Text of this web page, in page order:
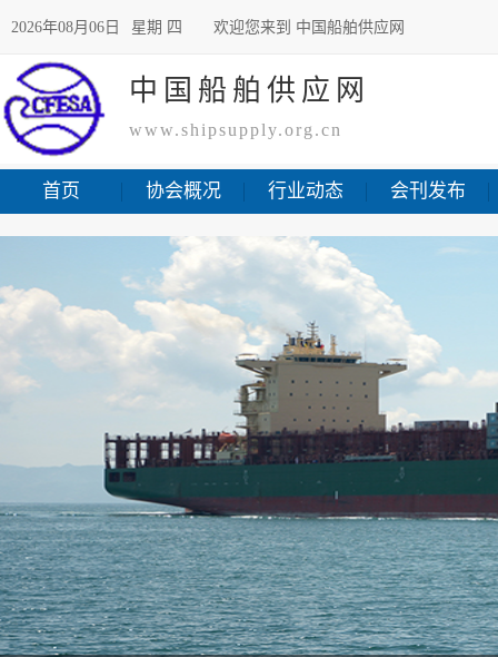
2026年08月06日 星期 四 欢迎您来到 中国船舶供应网
中国船舶供应网
www.shipsupply.org.cn
首页 协会概况 行业动态 会刊发布